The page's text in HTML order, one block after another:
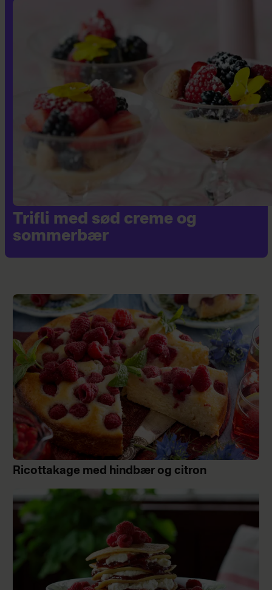
Trifli med sød creme og
sommerbær
Ricottakage med hindbær og citron